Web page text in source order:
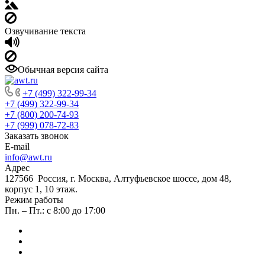
Озвучивание текста
Обычная версия сайта
+7 (499) 322-99-34
+7 (499) 322-99-34
+7 (800) 200-74-93
+7 (999) 078-72-83
Заказать звонок
E-mail
info@awt.ru
Адрес
127566 Россия, г. Москва, Алтуфьевское шоссе, дом 48,
корпус 1, 10 этаж.
Режим работы
Пн. – Пт.: с 8:00 до 17:00